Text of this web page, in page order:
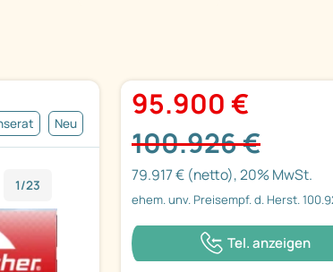
Neu
1/23
95.900 €
100.926 €
79.917 € (netto), 20% MwSt.
ehem. unv. Preisempf. d. Herst.
Tel. anzeigen